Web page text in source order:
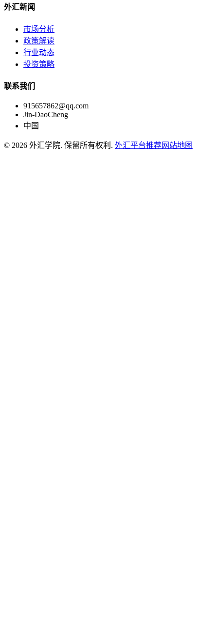
外汇新闻
市场分析
政策解读
行业动态
投资策略
联系我们
915657862@qq.com
Jin-DaoCheng
中国
© 2026 外汇学院. 保留所有权利. 外汇平台推荐网站地图